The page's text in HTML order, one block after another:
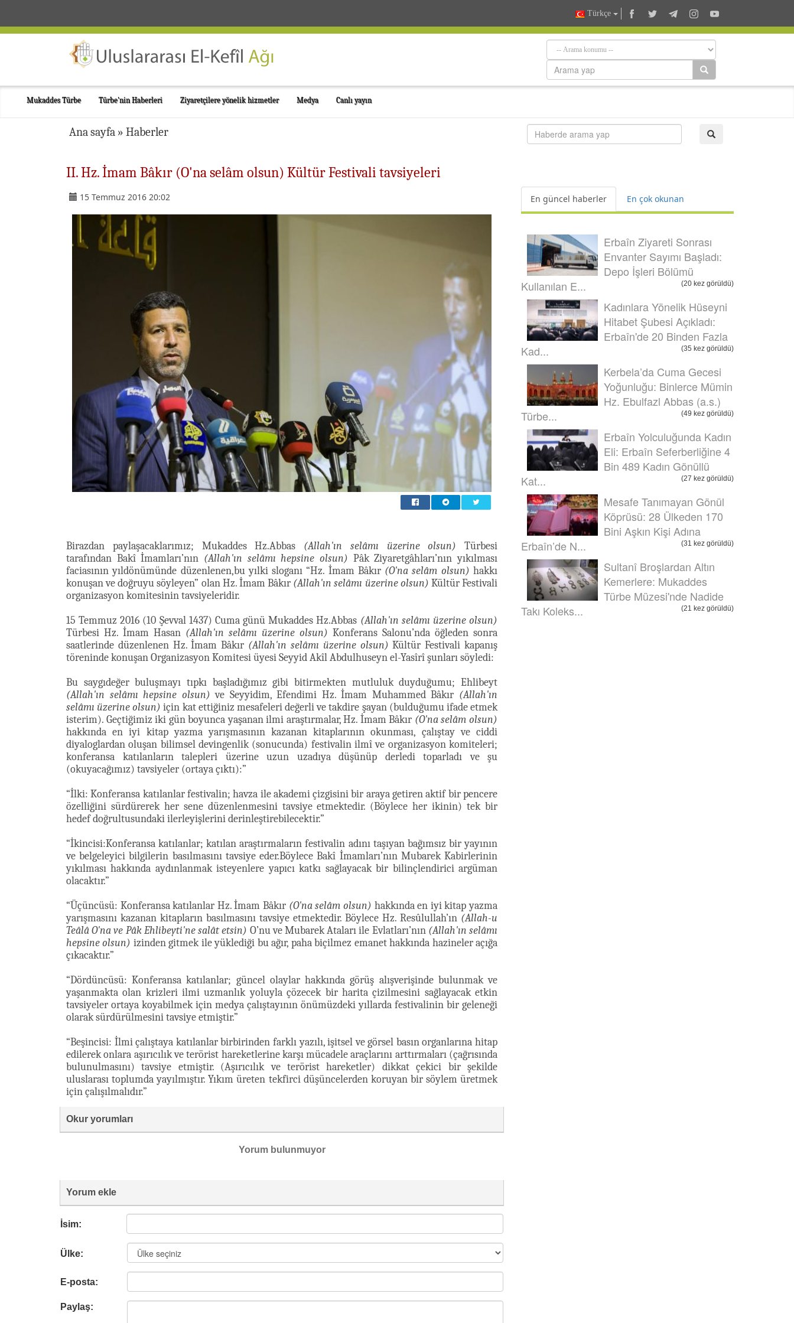
Türkçe
Mukaddes Türbe Türbe'nin Haberleri Ziyaretçilere yönelik hizmetler Medya Canlı yayın
Ana sayfa » Haberler
II. Hz. İmam Bâkır (O'na selâm olsun) Kültür Festivali tavsiyeleri
15 Temmuz 2016 20:02
Birazdan paylaşacaklarımız; Mukaddes Hz.Abbas (Allah'ın selâmı üzerine olsun) Türbesi
tarafından Bakî İmamları’nın (Allah'ın selâmı hepsine olsun) Pâk Ziyaretgâhları’nın yıkılması
faciasının yıldönümünde düzenlenen,bu yılki sloganı “Hz. İmam Bâkır (O'na selâm olsun) hakkı
konuşan ve doğruyu söyleyen” olan Hz. İmam Bâkır (Allah'ın selâmı üzerine olsun) Kültür Festivali
organizasyon komitesinin tavsiyeleridir.
15 Temmuz 2016 (10 Şevval 1437) Cuma günü Mukaddes Hz.Abbas (Allah'ın selâmı üzerine olsun)
Türbesi Hz. İmam Hasan (Allah'ın selâmı üzerine olsun) Konferans Salonu’nda öğleden sonra
saatlerinde düzenlenen Hz. İmam Bâkır (Allah'ın selâmı üzerine olsun) Kültür Festivali kapanış
töreninde konuşan Organizasyon Komitesi üyesi Seyyid Akîl Abdulhuseyn el-Yasîrî şunları söyledi:
Bu saygıdeğer buluşmayı tıpkı başladığımız gibi bitirmekten mutluluk duyduğumu; Ehlibeyt
(Allah'ın selâmı hepsine olsun) ve Seyyidim, Efendimi Hz. İmam Muhammed Bâkır (Allah'ın
selâmı üzerine olsun) için kat ettiğiniz mesafeleri değerli ve takdire şayan (bulduğumu ifade etmek
isterim). Geçtiğimiz iki gün boyunca yaşanan ilmi araştırmalar, Hz. İmam Bâkır (O'na selâm olsun)
hakkında en iyi kitap yazma yarışmasının kazanan kitaplarının okunması, çalıştay ve ciddi
diyaloglardan oluşan bilimsel devingenlik (sonucunda) festivalin ilmî ve organizasyon komiteleri;
konferansa katılanların talepleri üzerine uzun uzadıya düşünüp derledi toparladı ve şu
(okuyacağımız) tavsiyeler (ortaya çıktı):”
“İlki: Konferansa katılanlar festivalin; havza ile akademi çizgisini bir araya getiren aktif bir pencere
özelliğini sürdürerek her sene düzenlenmesini tavsiye etmektedir. (Böylece her ikinin) tek bir
hedef doğrultusundaki ilerleyişlerini derinleştirebilecektir.”
“İkincisi:Konferansa katılanlar; katılan araştırmaların festivalin adını taşıyan bağımsız bir yayının
ve belgeleyici bilgilerin basılmasını tavsiye eder.Böylece Bakî İmamları’nın Mubarek Kabirlerinin
yıkılması hakkında aydınlanmak isteyenlere yapıcı katkı sağlayacak bir bilinçlendirici argüman
olacaktır.”
“Üçüncüsü: Konferansa katılanlar Hz. İmam Bâkır (O'na selâm olsun) hakkında en iyi kitap yazma
yarışmasını kazanan kitapların basılmasını tavsiye etmektedir. Böylece Hz. Resûlullah’ın (Allah-u
Teâlâ O'na ve Pâk Ehlibeyti'ne salât etsin) O’nu ve Mubarek Ataları ile Evlatları’nın (Allah'ın selâmı
hepsine olsun) izinden gitmek ile yüklediği bu ağır, paha biçilmez emanet hakkında hazineler açığa
çıkacaktır.”
“Dördüncüsü: Konferansa katılanlar; güncel olaylar hakkında görüş alışverişinde bulunmak ve
yaşanmakta olan krizleri ilmi uzmanlık yoluyla çözecek bir harita çizilmesini sağlayacak etkin
tavsiyeler ortaya koyabilmek için medya çalıştayının önümüzdeki yıllarda festivalinin bir geleneği
olarak sürdürülmesini tavsiye etmiştir.”
“Beşincisi: İlmi çalıştaya katılanlar birbirinden farklı yazılı, işitsel ve görsel basın organlarına hitap
edilerek onlara aşırıcılık ve terörist hareketlerine karşı mücadele araçlarını arttırmaları (çağrısında
bulunulmasını) tavsiye etmiştir. (Aşırıcılık ve terörist hareketler) dikkat çekici bir şekilde
uluslarası toplumda yayılmıştır. Yıkım üreten tekfirci düşüncelerden koruyan bir söylem üretmek
için çalışılmalıdır.”
Okur yorumları
Yorum bulunmuyor
Yorum ekle
İsim:
Ülke:
E-posta:
Paylaş:
En güncel haberler En çok okunan
Erbaîn Ziyareti Sonrası
Envanter Sayımı Başladı:
Depo İşleri Bölümü
Kullanılan E...
(20 kez görüldü)
Kadınlara Yönelik Hüseyni
Hitabet Şubesi Açıkladı:
Erbaîn'de 20 Binden Fazla
Kad...
(35 kez görüldü)
Kerbela’da Cuma Gecesi
Yoğunluğu: Binlerce Mümin
Hz. Ebulfazl Abbas (a.s.)
Türbe...
(49 kez görüldü)
Erbaîn Yolculuğunda Kadın
Eli: Erbaîn Seferberliğine 4
Bin 489 Kadın Gönüllü
Kat...
(27 kez görüldü)
Mesafe Tanımayan Gönül
Köprüsü: 28 Ülkeden 170
Bini Aşkın Kişi Adına
Erbaîn’de N...
(31 kez görüldü)
Sultanî Broşlardan Altın
Kemerlere: Mukaddes
Türbe Müzesi'nde Nadide
Takı Koleks...
(21 kez görüldü)